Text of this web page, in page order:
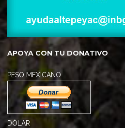
APOYA CON TU DONATIVO
PESO MEXICANO
DÓLAR